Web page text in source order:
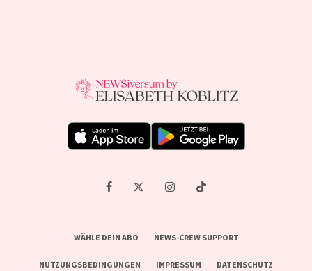
WÄHLE DEIN ABO NEWS-CREW SUPPORT
NUTZUNGSBEDINGUNGEN IMPRESSUM DATENSCHUTZ